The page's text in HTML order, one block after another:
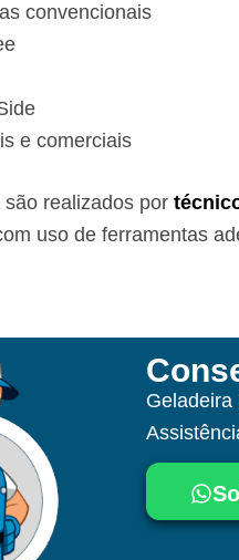
convencionais
e comerciais
realizados por
uso de ferramentas
Geladeira